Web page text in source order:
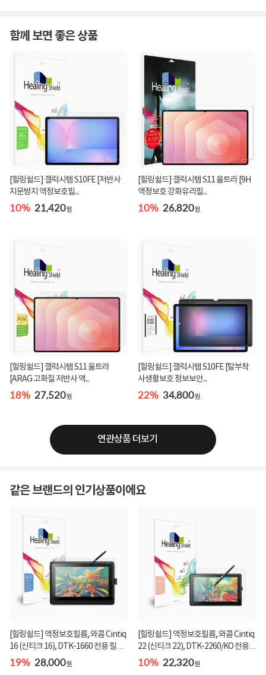
함께 보면 좋은 상품
[힐링쉴드] 갤럭시탭 S10FE [저반사
지문방지 액정보호필...
10% 21,420원
[힐링쉴드] 갤럭시탭 S11 울트라 [9H
액정보호 강화유리필...
10% 26,820원
[힐링쉴드] 갤럭시탭 S11 울트라
[ARAG 고화질 저반사 액...
18% 27,520원
[힐링쉴드] 갤럭시탭 S10FE [탈부착
사생활보호 정보보안...
22% 34,800원
연관상품 더보기
같은 브랜드의 인기상품이에요
[힐링쉴드] 액정보호필름, 와콤 Cintiq
16 (신티크 16), DTK-1660 전용 필름,
힐링쉴...
19% 28,000원
[힐링쉴드] 액정보호필름, 와콤 Cintiq
22 (신티크 22), DTK-2260/KO 전용
필름, 힐...
10% 22,320원